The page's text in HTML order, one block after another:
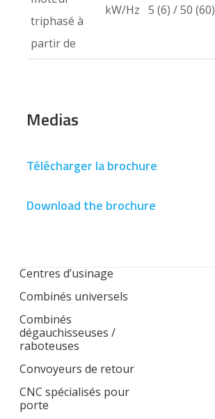
triphasé à
partir de
kW/Hz 5 (6) / 50 (60)
Medias
Télécharger la brochure
Download the brochure
Centres d’usinage
Combinés universels
Combinés
dégauchisseuses /
raboteuses
Convoyeurs de retour
CNC spécialisés pour
porte